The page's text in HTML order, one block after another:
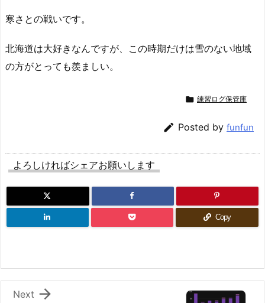
寒さとの戦いです。
北海道は大好きなんですが、この時期だけは雪のない地域
の方がとっても羨ましい。
 練習ログ保管庫
 Posted by funfun
よろしければシェアお願いします
Copy

Next